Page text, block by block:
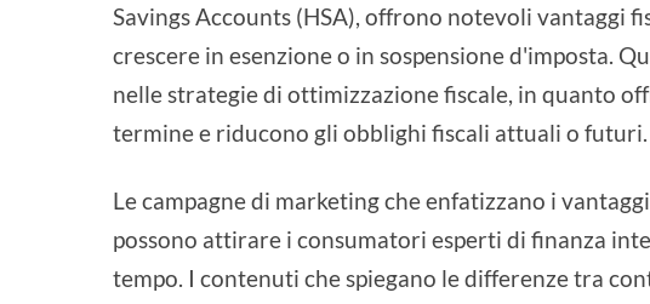
Savings Accounts (HSA), offrono notevoli vantaggi
crescere in esenzione o in sospensione d'imposta.
nelle strategie di ottimizzazione fiscale, in quanto
termine e riducono gli obblighi fiscali attuali o futuri.
Le campagne di marketing che enfatizzano i
possono attirare i consumatori esperti di finanza
tempo. I contenuti che spiegano le differenze tra